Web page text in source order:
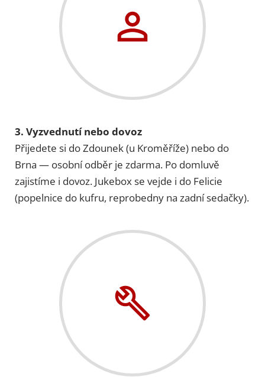
3. Vyzvednutí nebo dovoz
Přijedete si do Zdounek (u Kroměříže) nebo do
Brna — osobní odběr je zdarma. Po domluvě
zajistíme i dovoz. Jukebox se vejde i do Felicie
(popelnice do kufru, reprobedny na zadní sedačky).